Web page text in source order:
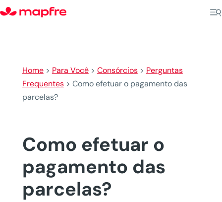
Home> Para Você> Consórcios> Perguntas
Frequentes> Como efetuar o pagamento das
parcelas?
Como efetuar o
pagamento das
parcelas?